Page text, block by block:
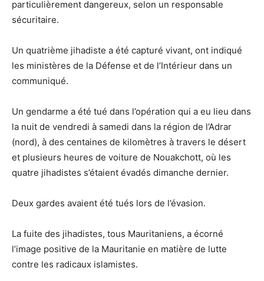
particulièrement dangereux, selon un responsable
sécuritaire.
Un quatrième jihadiste a été capturé vivant, ont indiqué
les ministères de la Défense et de l’Intérieur dans un
communiqué.
Un gendarme a été tué dans l’opération qui a eu lieu dans
la nuit de vendredi à samedi dans la région de l’Adrar
(nord), à des centaines de kilomètres à travers le désert
et plusieurs heures de voiture de Nouakchott, où les
quatre jihadistes s’étaient évadés dimanche dernier.
Deux gardes avaient été tués lors de l’évasion.
La fuite des jihadistes, tous Mauritaniens, a écorné
l’image positive de la Mauritanie en matière de lutte
contre les radicaux islamistes.